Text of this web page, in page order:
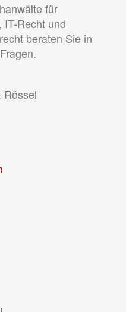
für
Recht und
beraten Sie in
Rössel